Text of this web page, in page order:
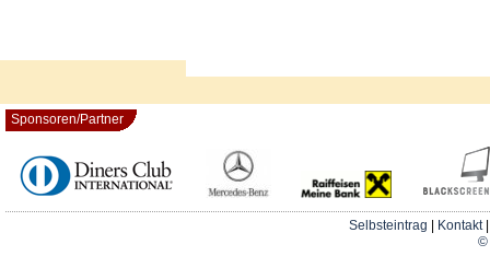
Sponsoren/Partner
Selbsteintrag Kontakt
©